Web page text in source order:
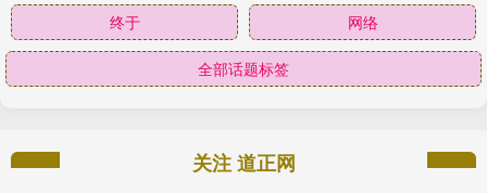
终于 网络
全部话题标签
关注 道正网